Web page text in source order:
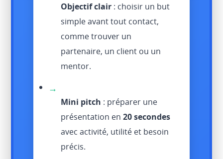
Objectif clair : choisir un but
simple avant tout contact,
comme trouver un
partenaire, un client ou un
mentor.
→
Mini pitch : préparer une
présentation en20 secondes
avec activité, utilité et besoin
précis.